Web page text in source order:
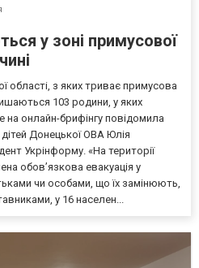
у зоні примусової
області, з яких триває примусова
103 родини, у яких
на онлайн-брифінгу повідомила
Донецької ОВА Юлія
Укрінформу. «На території
обов’язкова евакуація у
чи особами, що їх замінюють,
у 16 населен...